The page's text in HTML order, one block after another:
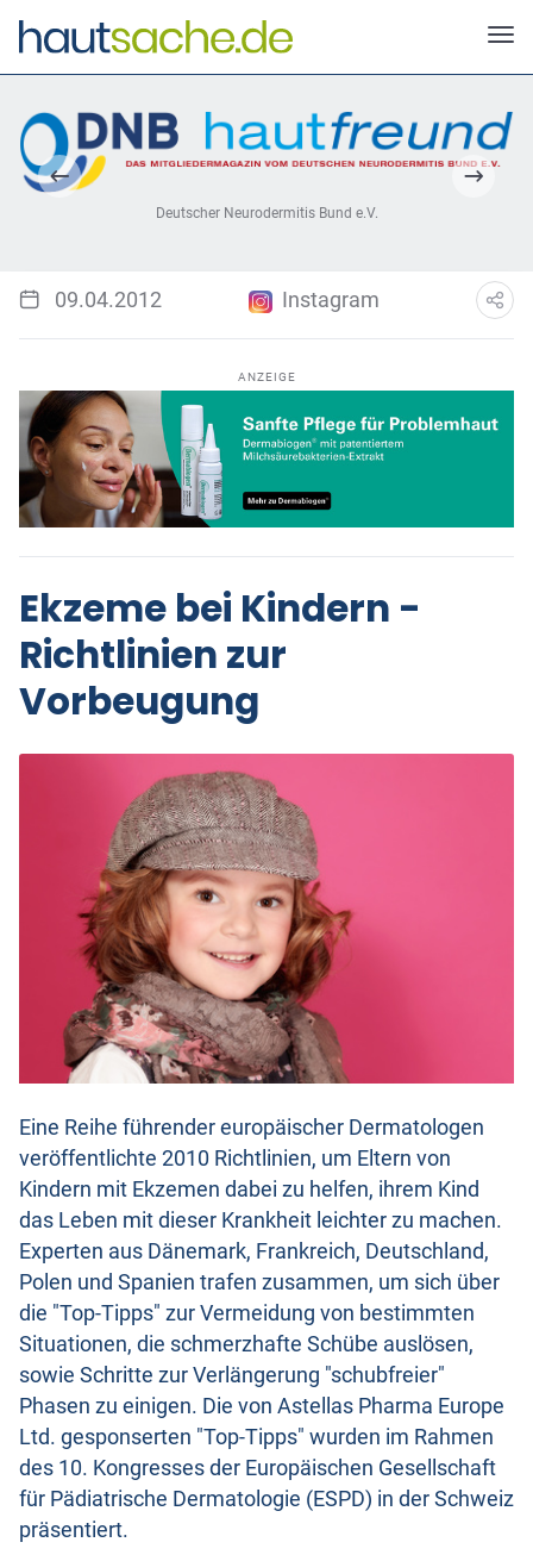
Deutscher Neurodermitis Bund e.V.
09.04.2012 Instagram
ANZEIGE
Ekzeme bei Kindern -
Richtlinien zur
Vorbeugung
Eine Reihe führender europäischer Dermatologen
veröffentlichte 2010 Richtlinien, um Eltern von
Kindern mit Ekzemen dabei zu helfen, ihrem Kind
das Leben mit dieser Krankheit leichter zu machen.
Experten aus Dänemark, Frankreich, Deutschland,
Polen und Spanien trafen zusammen, um sich über
die "Top-Tipps" zur Vermeidung von bestimmten
Situationen, die schmerzhafte Schübe auslösen,
sowie Schritte zur Verlängerung "schubfreier"
Phasen zu einigen. Die von Astellas Pharma Europe
Ltd. gesponserten "Top-Tipps" wurden im Rahmen
des 10. Kongresses der Europäischen Gesellschaft
für Pädiatrische Dermatologie (ESPD) in der Schweiz
präsentiert.